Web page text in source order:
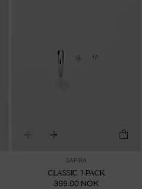
SAFIRA
CLASSIC 3-PACK
399.00 NOK